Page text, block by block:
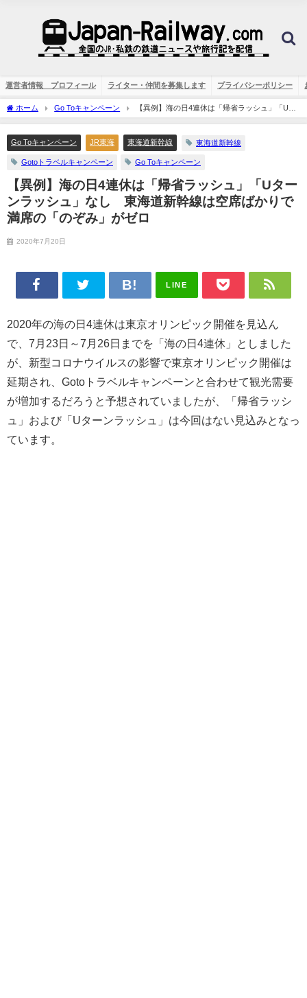
運営者情報 プロフィール ライター・仲間を募集します プライバシーポリシー
ホーム Go Toキャンペーン
【異例】海の日4連休は「帰省ラッシュ」「Uタ
ーンラッシュ」なし 東海道新幹線は空席ばかりで満席の「のぞみ」がゼロ
Go Toキャンペーン JR東海 東海道新幹線 東海道新幹線
Gotoトラベルキャンペーン Go Toキャンペーン
【異例】海の日4連休は「帰省ラッシュ」「Uター
ンラッシュ」なし 東海道新幹線は空席ばかりで
満席の「のぞみ」がゼロ
2020年7月20日
LINE
2020年の海の日4連休は東京オリンピック開催を見込ん
で、7月23日～7月26日までを「海の日4連休」としました
が、新型コロナウイルスの影響で東京オリンピック開催は
延期され、Gotoトラベルキャンペーンと合わせて観光需要
が増加するだろうと予想されていましたが、「帰省ラッシ
ュ」および「Uターンラッシュ」は今回はない見込みとなっ
ています。